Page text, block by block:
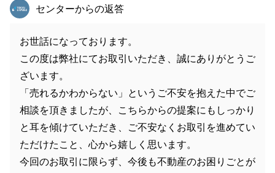
東急リバブル
センターからの返答
お世話になっております。
この度は弊社にてお取引いただき、誠にありがとうご
ざいます。
「売れるかわからない」というご不安を抱えた中でご
相談を頂きましたが、こちらからの提案にもしっかり
と耳を傾けていただき、ご不安なくお取引を進めてい
ただけたこと、心から嬉しく思います。
今回のお取引に限らず、今後も不動産のお困りごとが